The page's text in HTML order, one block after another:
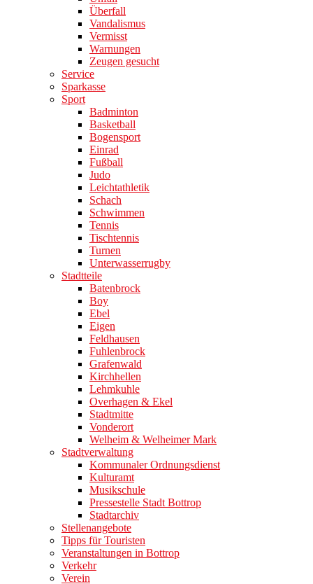
Überfall
Vandalismus
Vermisst
Warnungen
Zeugen gesucht
Service
Sparkasse
Sport
Badminton
Basketball
Bogensport
Einrad
Fußball
Judo
Leichtathletik
Schach
Schwimmen
Tennis
Tischtennis
Turnen
Unterwasserrugby
Stadtteile
Batenbrock
Boy
Ebel
Eigen
Feldhausen
Fuhlenbrock
Grafenwald
Kirchhellen
Lehmkuhle
Overhagen & Ekel
Stadtmitte
Vonderort
Welheim & Welheimer Mark
Stadtverwaltung
Kommunaler Ordnungsdienst
Kulturamt
Musikschule
Pressestelle Stadt Bottrop
Stadtarchiv
Stellenangebote
Tipps für Touristen
Veranstaltungen in Bottrop
Verkehr
Verein